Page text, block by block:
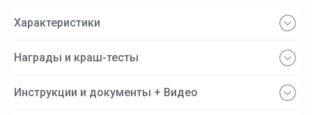
Характеристики
Награды и краш-тесты
Инструкции и документы + Видео